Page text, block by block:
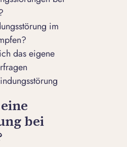
im
das eigene
bei